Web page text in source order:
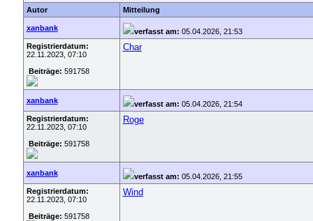
Autor
Mitteilung
xanbank verfasst am: 05.04.2026, 21:53
Registrierdatum:
22.11.2023, 07:10
Beiträge: 591758
Char
xanbank verfasst am: 05.04.2026, 21:54
Registrierdatum:
22.11.2023, 07:10
Beiträge: 591758
Roge
xanbank verfasst am: 05.04.2026, 21:55
Registrierdatum:
22.11.2023, 07:10
Beiträge: 591758
Wind